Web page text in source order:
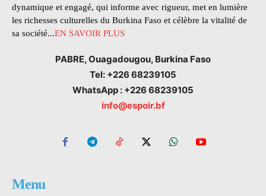
dynamique et engagé, qui informe avec rigueur, met en lumière
les richesses culturelles du Burkina Faso et célèbre la vitalité de
sa société...EN SAVOIR PLUS
PABRE, Ouagadougou, Burkina Faso
Tel: +226 68239105
WhatsApp : +226 68239105
info@espoir.bf
Menu